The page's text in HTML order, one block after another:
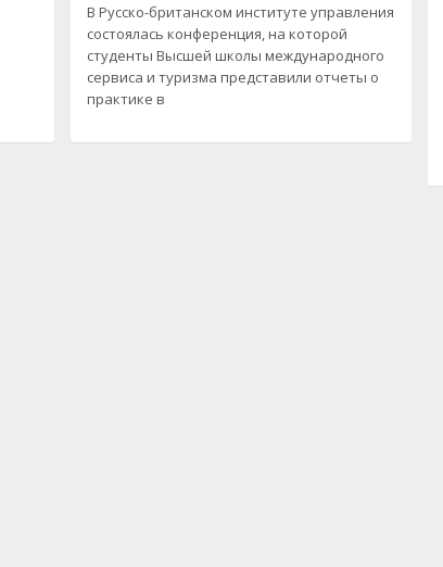
В Русско-британском институте управления
состоялась конференция, на которой
студенты Высшей школы международного
сервиса и туризма представили отчеты о
практике в